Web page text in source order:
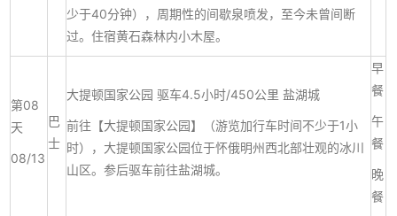
少于40分钟），周期性的间歇泉喷发，至今未曾间断
过。住宿黄石森林内小木屋。
第08
天
08/13
巴
士
大提顿国家公园 驱车4.5小时/450公里 盐湖城
前往【大提顿国家公园】（游览加行车时间不少于1小
时），大提顿国家公园位于怀俄明州西北部壮观的冰川
山区。参后驱车前往盐湖城。
早
餐
午
餐
晚
餐